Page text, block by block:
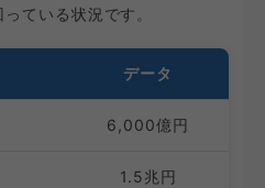
ている状況です。
データ
6,000億円
1.5兆円